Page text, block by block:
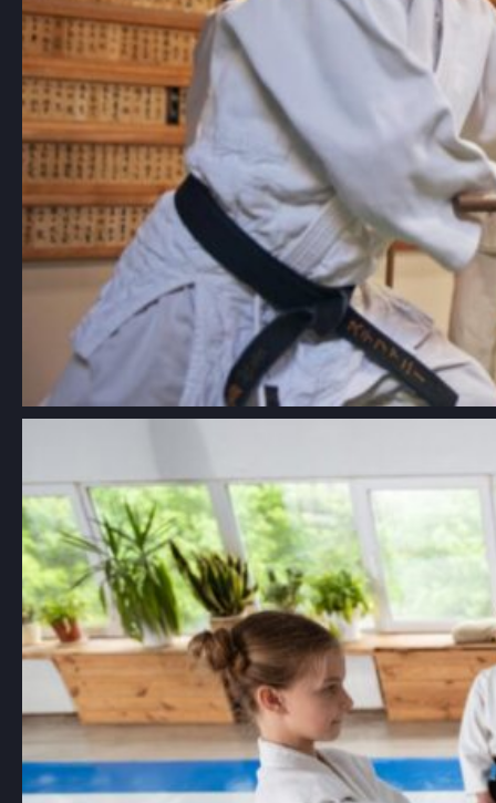
korzyściach z treningów
Aikido, japońska sztuka walki znana z
używania technik obronnych, które…